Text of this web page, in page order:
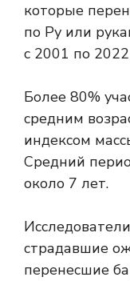
которые
по Ру или
с 2001 по 2022
Более 80%
средним
индексом
Средний
около 7 лет.
страдавшие
перенесшие